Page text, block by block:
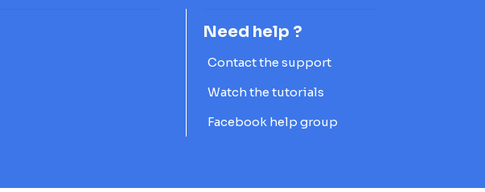
Need help ?
Contact the support
Watch the tutorials
Facebook help group